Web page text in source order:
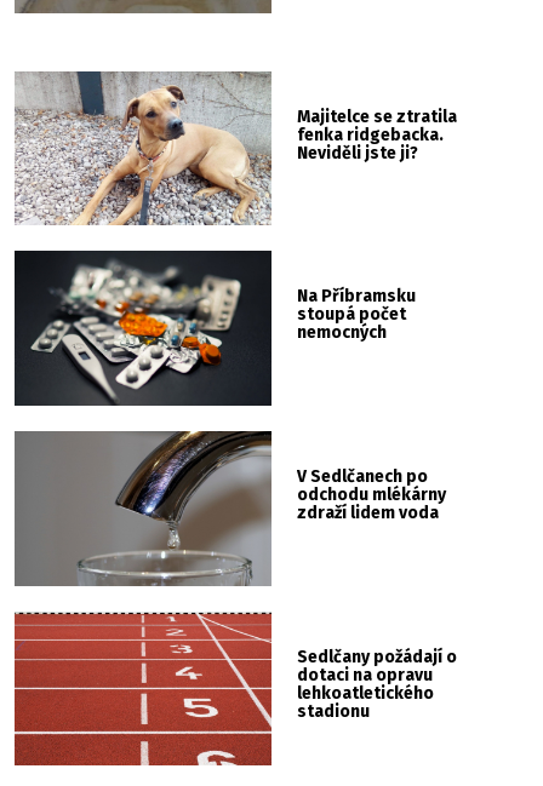
Majitelce se ztratila
fenka ridgebacka.
Neviděli jste ji?
Na Příbramsku
stoupá počet
nemocných
V Sedlčanech po
odchodu mlékárny
zdraží lidem voda
Sedlčany požádají o
dotaci na opravu
lehkoatletického
stadionu